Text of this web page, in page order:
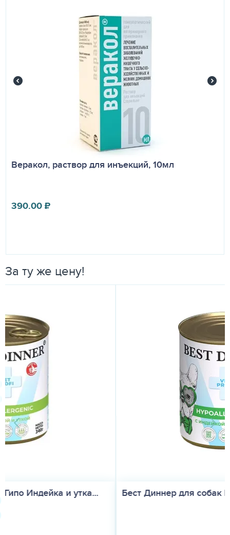
Веракол, раствор для инъекций, 10мл
390.00₽
За ту же цену!
Бест Диннер для собак Гипо Индейка и крол...